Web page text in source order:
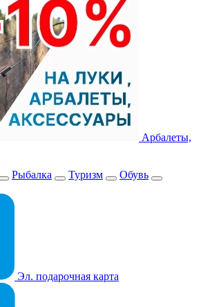
Арбалеты,
Рыбалка Туризм
Обувь
Эл. подарочная карта